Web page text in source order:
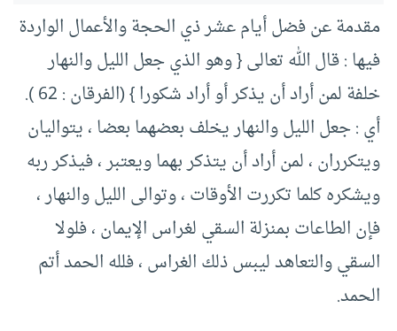
مقدمة عن فضل أيام عشر ذي الحجة والأعمال الواردة
فيها : قال الله تعالى { وهو الذي جعل الليل والنهار
خلفة لمن أراد أن يذكر أو أراد شكورا } (الفرقان : 62 ).
أي : جعل الليل والنهار يخلف بعضهما بعضا ، يتواليان
ويتكرران ، لمن أراد أن يتذكر بهما ويعتبر ، فيذكر ربه
ويشكره كلما تكررت الأوقات ، وتوالى الليل والنهار ،
فإن الطاعات بمنزلة السقي لغراس الإيمان ، فلولا
السقي والتعاهد ليبس ذلك الغراس ، فلله الحمد أتم
الحمد.